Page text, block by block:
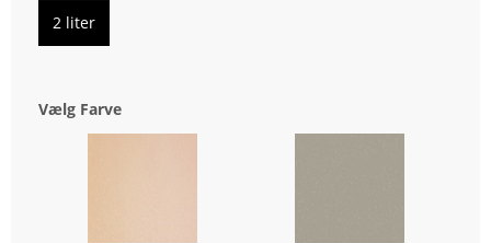
2 liter
Vælg Farve